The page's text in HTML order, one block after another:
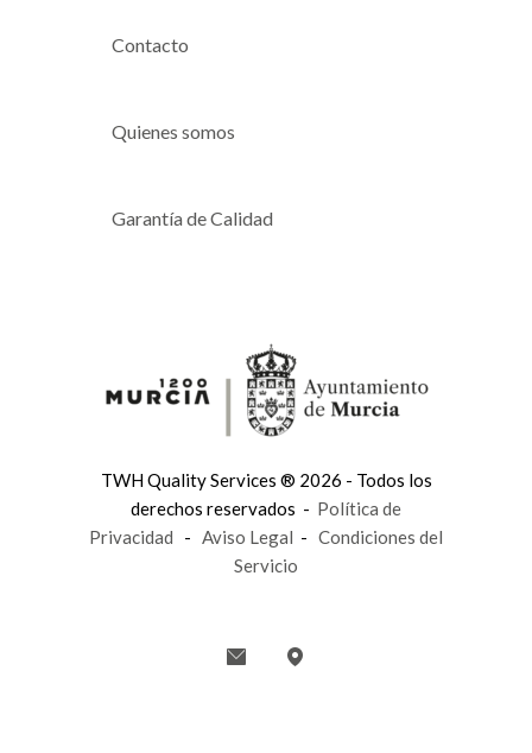
Contacto
Quienes somos
Garantía de Calidad
TWH Quality Services ® 2026 - Todos los
derechos reservados - Política de
Privacidad - Aviso Legal - Condiciones del
Servicio